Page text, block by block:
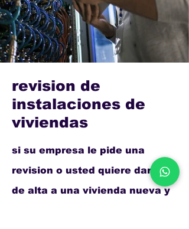
revision de
instalaciones de
viviendas
si su empresa le pide una
revision o usted quiere darse
de alta a una vivienda nueva y